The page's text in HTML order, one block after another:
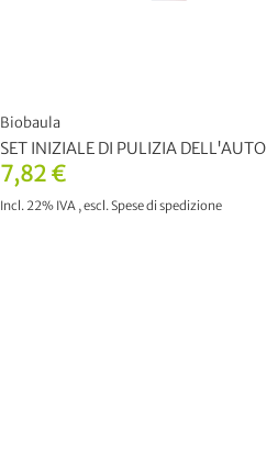
7,82 €
Incl. 22% IVA ,escl.Spese di spedizione
Biobaula
SET INIZIALE DI PULIZIA DELL'AUTO